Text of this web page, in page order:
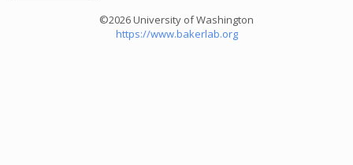
©2026 University of Washington
https://www.bakerlab.org